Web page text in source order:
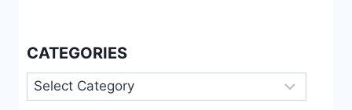
CATEGORIES
Categories